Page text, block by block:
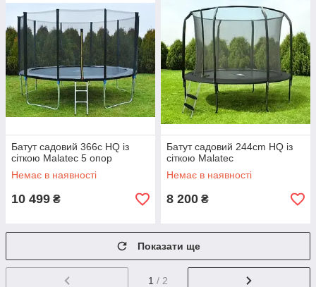
Батут садовий 366с HQ із
сіткою Malatec 5 опор
Немає в наявності
10 499 ₴
Батут садовий 244cm HQ із
сіткою Malatec
Немає в наявності
8 200 ₴
Показати ще
1 / 2